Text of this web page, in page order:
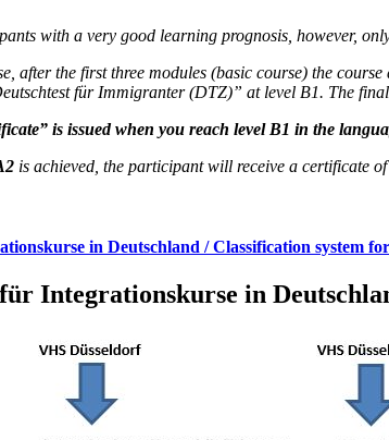
with a very good learning prognosis, however,
after the first three modules (basic course) the
für Immigranter (DTZ)” at level B1. The
is issued when you reach level B1 in the
is achieved, the participant will receive a certificate
in Deutschland / Classification system
Integrationskurse in